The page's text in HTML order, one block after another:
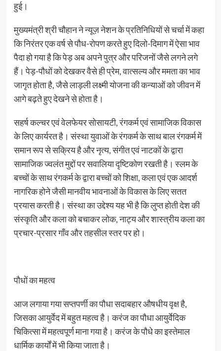
हुई।
मुख्यमंत्री श्री चौहान ने न्यूज़ नेशन के प्रतिनिधियों से चर्चा में कहा
कि निरंतर एक वर्ष से पौध-रोपण करते हुए दिलो-दिमाग में ऐसा भाव
पैदा हो गया है कि पेड़ अब अपने पुत्र और परिजनों जैसे लगने लगे
हैं। पेड़-पौधों को देखकर वैसे ही प्रेम, वात्सल्य और ममता का भाव
जागृत होता है, जैसे लाड़ली लक्ष्मी योजना की कन्याओं को जीवन में
आगे बढ़ते हुए देखने से होता है।
सहर्ष कल्चर एवं वेलफेयर सोसायटी, रंगकर्म एवं सामाजिक विकास
के लिए कार्यरत है। संस्था युवाओं के रंगकर्म के साथ बाल रंगकर्म में
समान रूप से सक्रिय है और नृत्य, संगीत एवं नाटकों के द्वारा
सामाजिक ज्वलंत मुद्दों पर सवालिया दृष्टिकोण रखती है। स्लम के
बच्चों के साथ रंगकर्म के द्वारा बच्चों को शिक्षा, कला एवं एक आदर्श
नागरिक होने जैसी मानवीय भावनाओं के विकास के लिए सतत
प्रयास करती है। संस्था का उद्देश्य यह भी है कि लुप्त होती देश की
संस्कृति और कला को बचाकर लोक, नाट्य और शास्त्रीय कला का
प्रचार-प्रसार गाँव और तहसील स्तर पर हो।
पौधों का महत्व
आज लगाया गया सप्तपर्णी का पौधा सदाबहार औषधीय वृक्ष है,
जिसका आयुर्वेद में बहुत महत्व है। करंज का पौधा आयुर्वेदिक
चिकित्सा में महत्वपूर्ण माना गया है। करंज के पौधे का इस्तेमाल
धार्मिक कार्यों में भी किया जाता है।